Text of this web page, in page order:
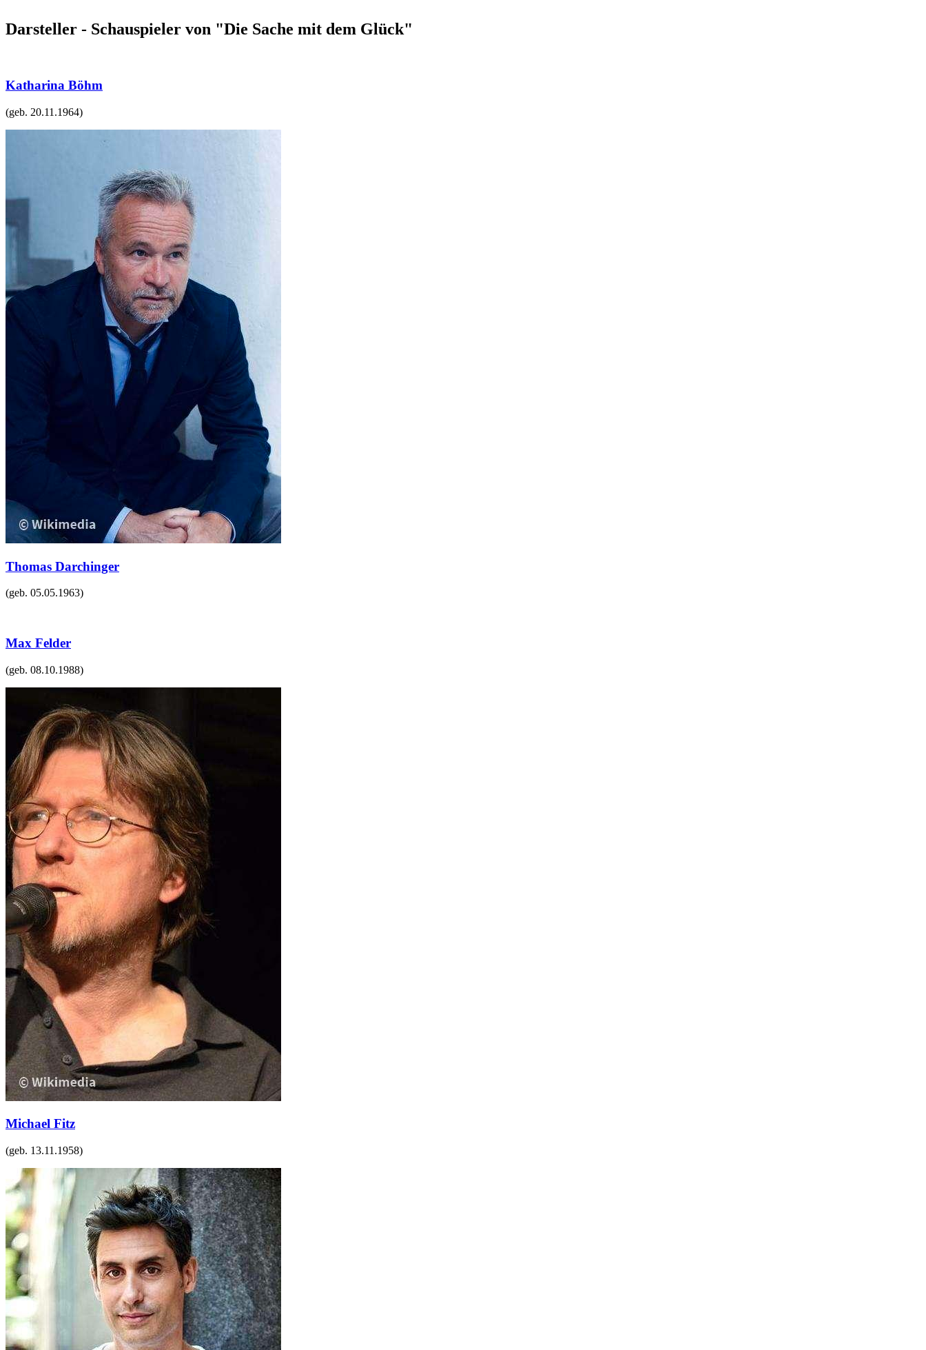
Darsteller - Schauspieler von "Die Sache mit dem Glück"
Katharina Böhm
(geb. 20.11.1964)
Thomas Darchinger
(geb. 05.05.1963)
Max Felder
(geb. 08.10.1988)
Michael Fitz
(geb. 13.11.1958)